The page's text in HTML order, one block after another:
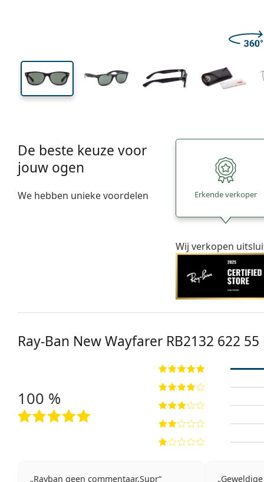
De beste keuze voor
jouw ogen
We hebben unieke voordelen Erkende verkoper
Wij verkopen
Ray-Ban New Wayfarer RB2132 622 55
100 %
Rayban geen commentaar.Supr